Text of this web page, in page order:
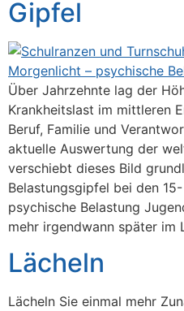
Gipfel
Über Jahrzehnte lag der
Krankheitslast im mittleren
Beruf, Familie und
aktuelle Auswertung der
verschiebt dieses Bild
Belastungsgipfel bei den
psychische Belastung
mehr irgendwann später im
Lächeln
Lächeln Sie einmal mehr